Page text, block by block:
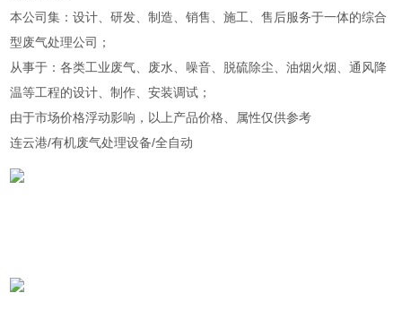
本公司集：设计、研发、制造、销售、施工、售后服务于一体的综合
型废气处理公司；
从事于：各类工业废气、废水、噪音、脱硫除尘、油烟火烟、通风降
温等工程的设计、制作、安装调试；
由于市场价格浮动影响，以上产品价格、属性仅供参考
连云港/有机废气处理设备/全自动